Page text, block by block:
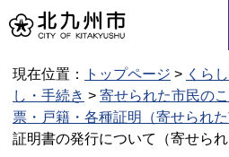
現在位置： トップページ > くら
し・手続き > 寄せられた市民のこ
票・戸籍・各種証明（寄せられた
証明書の発行について（寄せられ